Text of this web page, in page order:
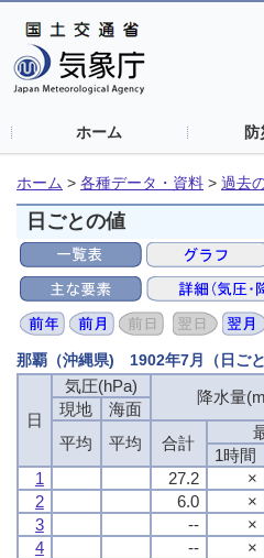
ホーム 防
ホーム > 各種データ・資料 > 過去
日ごとの値
那覇（沖縄県) 1902年7月（日ご
日
気圧(hPa)
降水量
現地
海面
平均
平均 合計
1時間
1
27.2 ×
2
6.0 ×
3
-- ×
4
-- ×
日
気圧(hPa)
降水量
現地
海面
平均
平均 合計
1時間
1
27.2 ×
2
6.0 ×
3
-- ×
4
-- ×
日
気圧(hPa)
降水量
現地
海面
平均
平均 合計
1時間
1
27.2 ×
2
6.0 ×
3
-- ×
4
-- ×
日
気圧(hPa)
降水量
現地
海面
平均
平均 合計
1時間
1
27.2 ×
2
6.0 ×
3
-- ×
4
-- ×